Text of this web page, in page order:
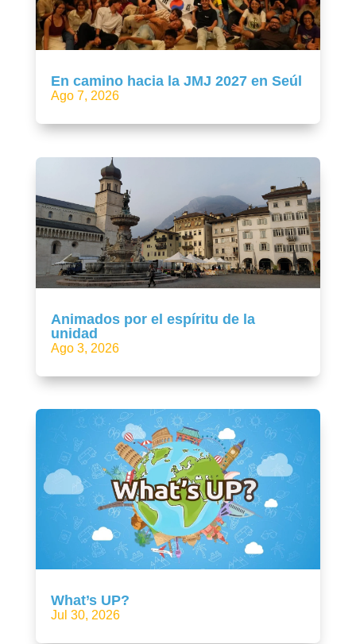
En camino hacia la JMJ 2027 en Seúl
Ago 7, 2026
Animados por el espíritu de la
unidad
Ago 3, 2026
What’s UP?
Jul 30, 2026